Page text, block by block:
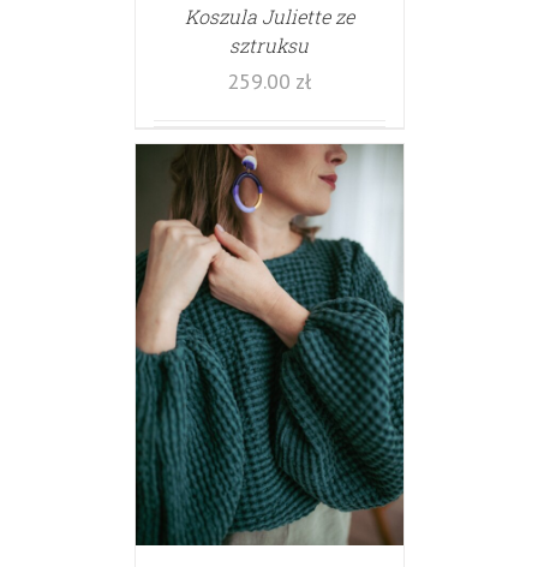
Koszula Juliette ze
sztruksu
259.00 zł